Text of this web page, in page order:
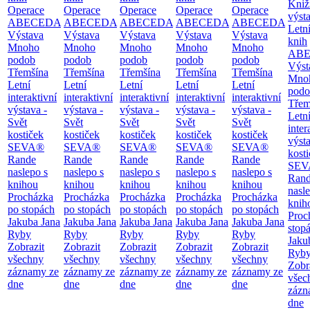
Operace
ABECEDA
Výstava
Mnoho
podob
Třemšína
Letní
interaktivní
výstava -
Svět
kostiček
SEVA®
Rande
naslepo s
knihou
Procházka
po stopách
Jakuba Jana
Ryby
Zobrazit
všechny
záznamy ze
dne
Operace
ABECEDA
Výstava
Mnoho
podob
Třemšína
Letní
interaktivní
výstava -
Svět
kostiček
SEVA®
Rande
naslepo s
knihou
Procházka
po stopách
Jakuba Jana
Ryby
Zobrazit
všechny
záznamy ze
dne
Operace
ABECEDA
Výstava
Mnoho
podob
Třemšína
Letní
interaktivní
výstava -
Svět
kostiček
SEVA®
Rande
naslepo s
knihou
Procházka
po stopách
Jakuba Jana
Ryby
Zobrazit
všechny
záznamy ze
dne
Operace
ABECEDA
Výstava
Mnoho
podob
Třemšína
Letní
interaktivní
výstava -
Svět
kostiček
SEVA®
Rande
naslepo s
knihou
Procházka
po stopách
Jakuba Jana
Ryby
Zobrazit
všechny
záznamy ze
dne
Operace
ABECEDA
Výstava
Mnoho
podob
Třemšína
Letní
interaktivní
výstava -
Svět
kostiček
SEVA®
Rande
naslepo s
knihou
Procházka
po stopách
Jakuba Jana
Ryby
Zobrazit
všechny
záznamy ze
dne
knih
Letní
dne